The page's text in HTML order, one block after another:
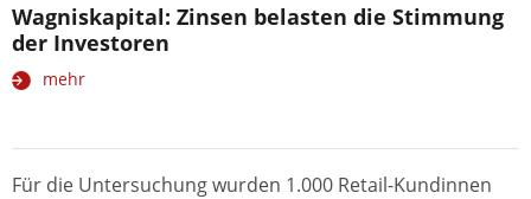
Wagniskapital: Zinsen belasten die Stimmung
der Investoren
mehr
Für die Untersuchung wurden 1.000 Retail-Kundinnen